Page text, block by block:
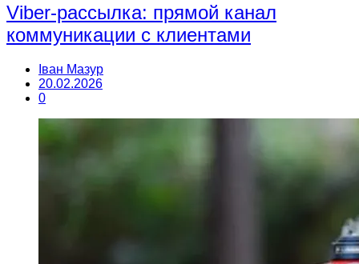
Viber-рассылка: прямой канал
коммуникации с клиентами
Іван Мазур
20.02.2026
0